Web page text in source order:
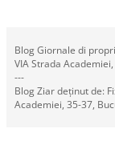
Blog Giornale di
VIA Strada
---
Blog Ziar deținut de:
Academiei, 35-37,